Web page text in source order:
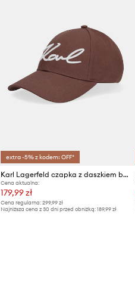
extra -5% z kodem: OFF*
Karl Lagerfeld czapka z daszkiem bawełniana K/SIGNATURE
Cena aktualna:
179,99 zł
Cena regularna: 299,99 zł
Najniższa cena z 30 dni przed obniżką: 189,99 zł